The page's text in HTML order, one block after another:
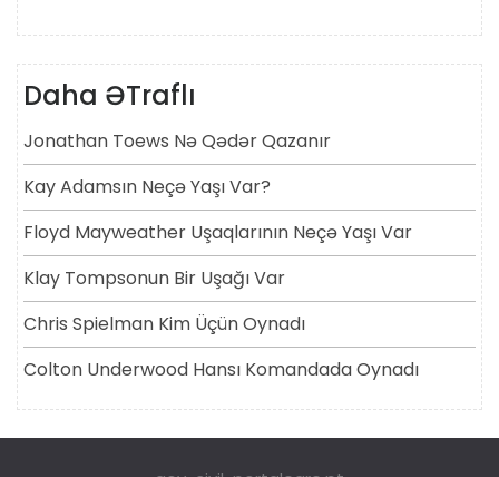
Daha ƏTraflı
Jonathan Toews Nə Qədər Qazanır
Kay Adamsın Neçə Yaşı Var?
Floyd Mayweather Uşaqlarının Neçə Yaşı Var
Klay Tompsonun Bir Uşağı Var
Chris Spielman Kim Üçün Oynadı
Colton Underwood Hansı Komandada Oynadı